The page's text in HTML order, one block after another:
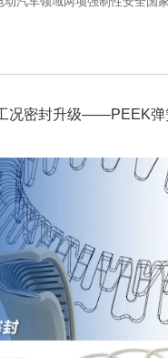
况密封升级——PEEK弹